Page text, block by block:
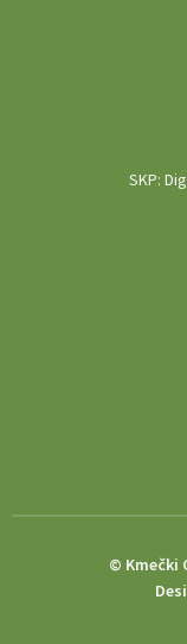
SKP:
© Kmečki